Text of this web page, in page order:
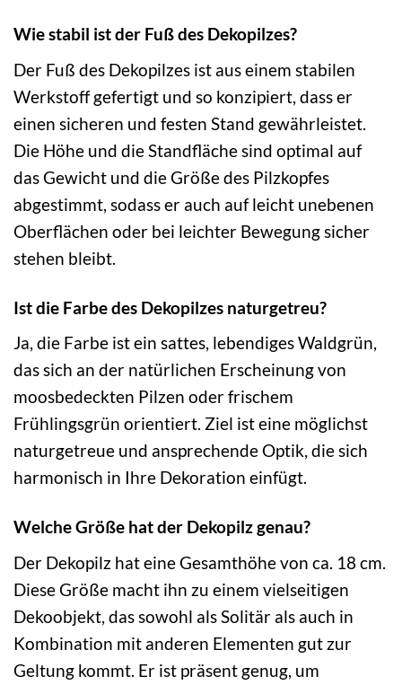
Wie stabil ist der Fuß des Dekopilzes?
Der Fuß des Dekopilzes ist aus einem stabilen
Werkstoff gefertigt und so konzipiert, dass er
einen sicheren und festen Stand gewährleistet.
Die Höhe und die Standfläche sind optimal auf
das Gewicht und die Größe des Pilzkopfes
abgestimmt, sodass er auch auf leicht unebenen
Oberflächen oder bei leichter Bewegung sicher
stehen bleibt.
Ist die Farbe des Dekopilzes naturgetreu?
Ja, die Farbe ist ein sattes, lebendiges Waldgrün,
das sich an der natürlichen Erscheinung von
moosbedeckten Pilzen oder frischem
Frühlingsgrün orientiert. Ziel ist eine möglichst
naturgetreue und ansprechende Optik, die sich
harmonisch in Ihre Dekoration einfügt.
Welche Größe hat der Dekopilz genau?
Der Dekopilz hat eine Gesamthöhe von ca. 18 cm.
Diese Größe macht ihn zu einem vielseitigen
Dekoobjekt, das sowohl als Solitär als auch in
Kombination mit anderen Elementen gut zur
Geltung kommt. Er ist präsent genug, um